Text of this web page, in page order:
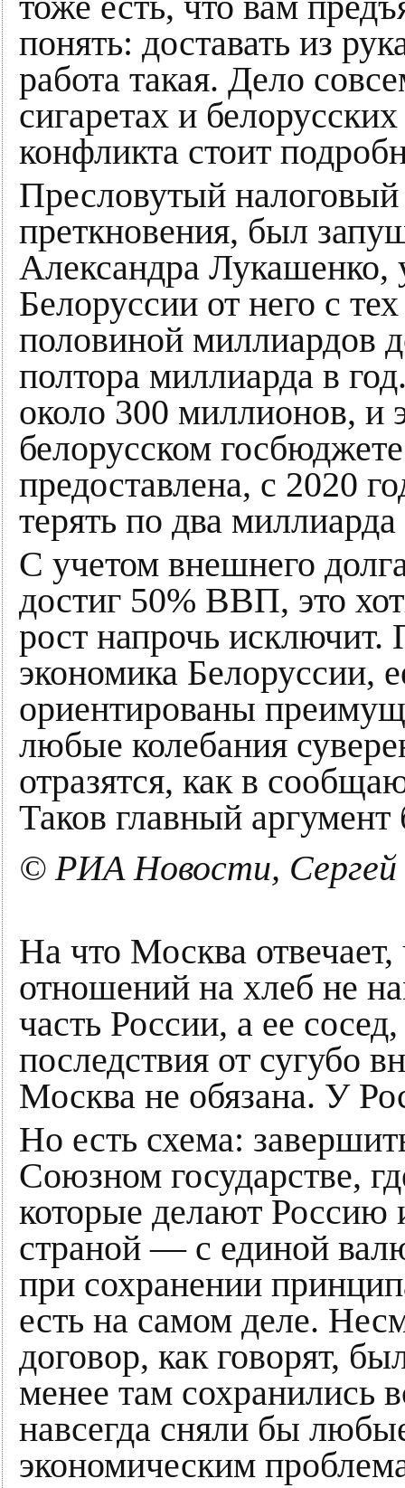
понять: доставать из
работа такая. Дело
сигаретах и
конфликта стоит
Пресловутый
преткновения, был
Александра
Белоруссии от него с
половиной миллиардов
полтора миллиарда в
около 300 миллионов, и
белорусском
предоставлена, с 2020
терять по два
С учетом внешнего
достиг 50% ВВП, это
рост напрочь исключит.
экономика Белоруссии,
ориентированы
любые колебания
отразятся, как в
Таков главный
© РИА Новости, Сергей
На что Москва отвечает,
отношений на хлеб не
часть России, а ее
последствия от сугубо
Москва не обязана. У
Но есть схема:
Союзном государстве,
которые делают Россию
страной — с единой
при сохранении
есть на самом деле.
договор, как говорят,
менее там сохранились
навсегда сняли бы
экономическим